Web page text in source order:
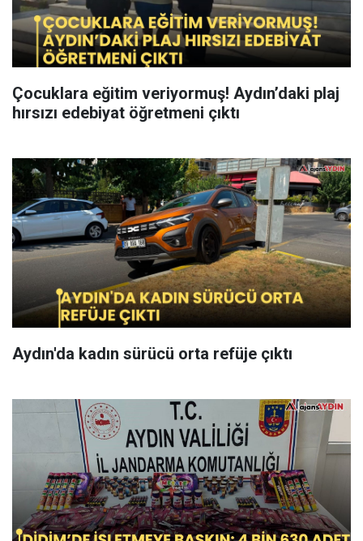
Çocuklara eğitim veriyormuş! Aydın’daki plaj
hırsızı edebiyat öğretmeni çıktı
Aydın'da kadın sürücü orta refüje çıktı